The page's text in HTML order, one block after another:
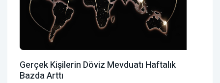
Gerçek Kişilerin Döviz Mevduatı Haftalık
Bazda Arttı